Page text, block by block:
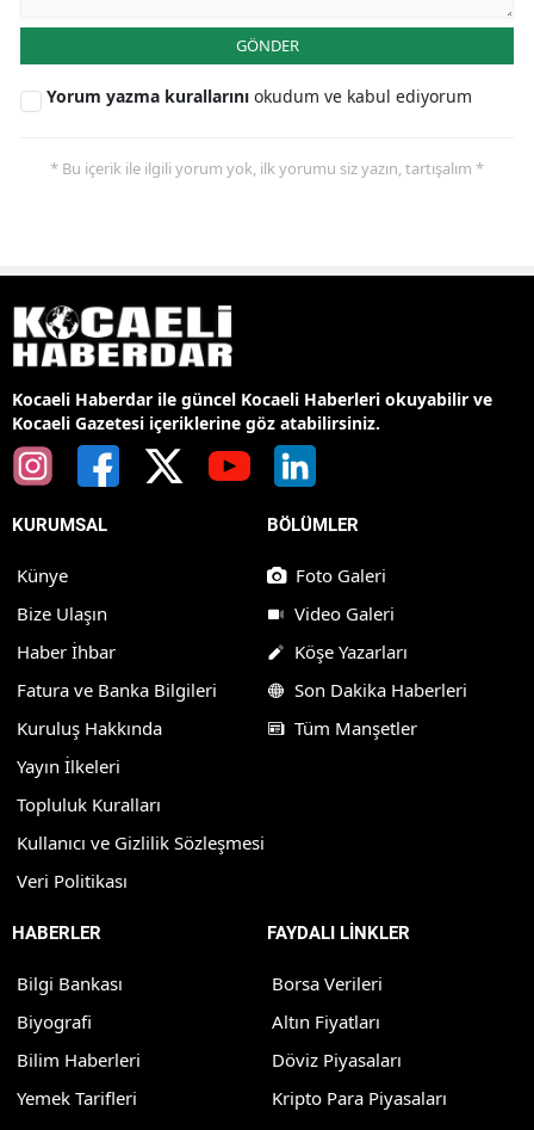
GÖNDER
Yorum yazma kurallarını okudum ve kabul ediyorum
* Bu içerik ile ilgili yorum yok, ilk yorumu siz yazın, tartışalım *
Kocaeli Haberdar ile güncel Kocaeli Haberleri okuyabilir ve
Kocaeli Gazetesi içeriklerine göz atabilirsiniz.
KURUMSAL
Künye
Bize Ulaşın
Haber İhbar
Fatura ve Banka Bilgileri
Kuruluş Hakkında
Yayın İlkeleri
Topluluk Kuralları
Kullanıcı ve Gizlilik Sözleşmesi
Veri Politikası
BÖLÜMLER
Foto Galeri
Video Galeri
Köşe Yazarları
Son Dakika Haberleri
Tüm Manşetler
HABERLER
Bilgi Bankası
Biyografi
Bilim Haberleri
Yemek Tarifleri
FAYDALI LİNKLER
Borsa Verileri
Altın Fiyatları
Döviz Piyasaları
Kripto Para Piyasaları